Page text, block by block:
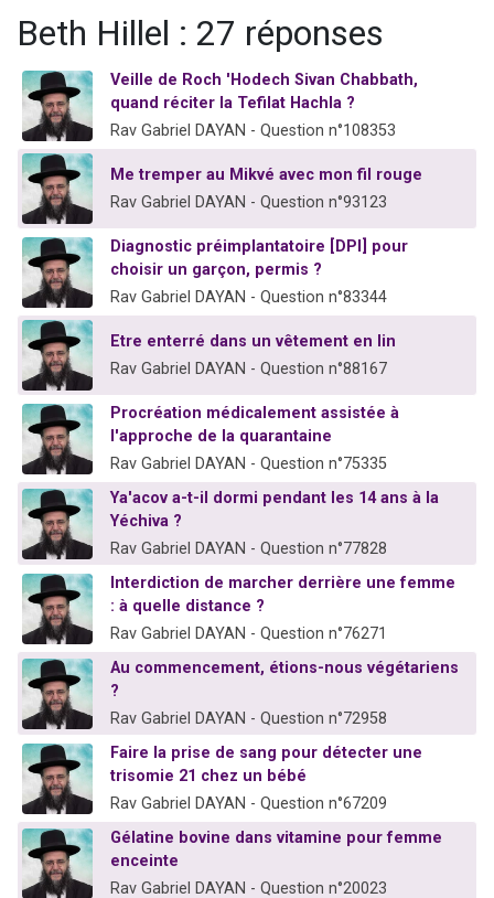
Ariel vient de donner son Maasser
Il reste 49 places pour étudier en groupe sur Zoom
Nathaniel vient de donner son Maasser
3 personnes viennent de nous rejoindre sur WhatsApp
Beth Hillel : 27 réponses
Veille de Roch 'Hodech Sivan Chabbath,
quand réciter la Tefilat Hachla ?
Rav Gabriel DAYAN - Question n°108353
Me tremper au Mikvé avec mon fil rouge
Rav Gabriel DAYAN - Question n°93123
Diagnostic préimplantatoire [DPI] pour
choisir un garçon, permis ?
Rav Gabriel DAYAN - Question n°83344
Etre enterré dans un vêtement en lin
Rav Gabriel DAYAN - Question n°88167
Procréation médicalement assistée à
l'approche de la quarantaine
Rav Gabriel DAYAN - Question n°75335
Ya'acov a-t-il dormi pendant les 14 ans à la
Yéchiva ?
Rav Gabriel DAYAN - Question n°77828
Interdiction de marcher derrière une femme
: à quelle distance ?
Rav Gabriel DAYAN - Question n°76271
Au commencement, étions-nous végétariens
?
Rav Gabriel DAYAN - Question n°72958
Faire la prise de sang pour détecter une
trisomie 21 chez un bébé
Rav Gabriel DAYAN - Question n°67209
Gélatine bovine dans vitamine pour femme
enceinte
Rav Gabriel DAYAN - Question n°20023